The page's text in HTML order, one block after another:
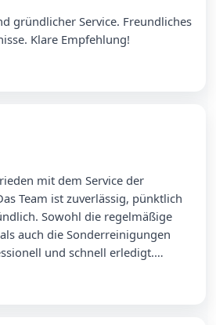
gründlicher Service. Freundliches
Klare Empfehlung!
mit dem Service der
Team ist zuverlässig, pünktlich
Sowohl die regelmäßige
auch die Sonderreinigungen
und schnell erledigt.
unkomplizierte Kommunikation.